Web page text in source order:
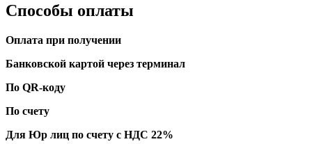
Способы оплаты
Оплата при получении
Банковской картой через терминал
По QR-коду
По счету
Для Юр лиц по счету с НДС 22%